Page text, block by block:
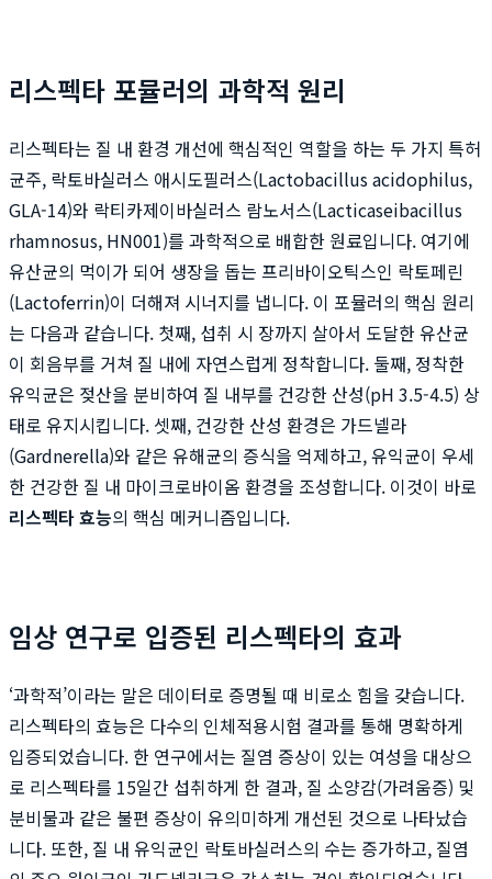
리스펙타 포뮬러의 과학적 원리
리스펙타는 질 내 환경 개선에 핵심적인 역할을 하는 두 가지 특허
균주, 락토바실러스 애시도필러스(Lactobacillus acidophilus,
GLA-14)와 락티카제이바실러스 람노서스(Lacticaseibacillus
rhamnosus, HN001)를 과학적으로 배합한 원료입니다. 여기에
유산균의 먹이가 되어 생장을 돕는 프리바이오틱스인 락토페린
(Lactoferrin)이 더해져 시너지를 냅니다. 이 포뮬러의 핵심 원리
는 다음과 같습니다. 첫째, 섭취 시 장까지 살아서 도달한 유산균
이 회음부를 거쳐 질 내에 자연스럽게 정착합니다. 둘째, 정착한
유익균은 젖산을 분비하여 질 내부를 건강한 산성(pH 3.5-4.5) 상
태로 유지시킵니다. 셋째, 건강한 산성 환경은 가드넬라
(Gardnerella)와 같은 유해균의 증식을 억제하고, 유익균이 우세
한 건강한 질 내 마이크로바이옴 환경을 조성합니다. 이것이 바로
리스펙타 효능의 핵심 메커니즘입니다.
임상 연구로 입증된 리스펙타의 효과
‘과학적’이라는 말은 데이터로 증명될 때 비로소 힘을 갖습니다.
리스펙타의 효능은 다수의 인체적용시험 결과를 통해 명확하게
입증되었습니다. 한 연구에서는 질염 증상이 있는 여성을 대상으
로 리스펙타를 15일간 섭취하게 한 결과, 질 소양감(가려움증) 및
분비물과 같은 불편 증상이 유의미하게 개선된 것으로 나타났습
니다. 또한, 질 내 유익균인 락토바실러스의 수는 증가하고, 질염